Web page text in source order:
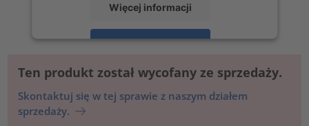
Więcej informacji
Zaakceptuj
Ten produkt został wycofany ze sprzedaży.
Skontaktuj się w tej sprawie z naszym działem
sprzedaży.